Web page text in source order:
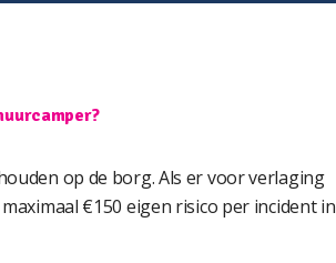
op de borg. Als er voor verlaging
€150 eigen risico per incident in